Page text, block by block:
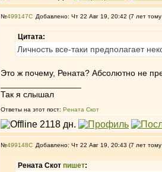
№499147 Добавлено: Чт 22 Авг 19, 20:42 (7 лет
Цитата:
Личность все-таки предполагает
Это ж почему, Рената? Абсолютно не
Так я слышал
Ответы на этот пост: Рената Скот
№499148 Добавлено: Чт 22 Авг 19, 20:43 (7 лет
Рената Скот пишет: